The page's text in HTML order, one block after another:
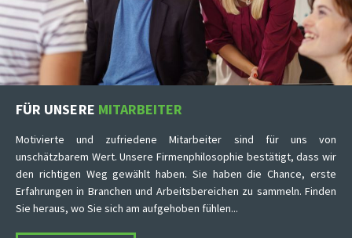
FÜR UNSERE MITARBEITER
Motivierte und zufriedene Mitarbeiter sind für uns von
unschätzbarem Wert. Unsere Firmenphilosophie bestätigt, dass wir
den richtigen Weg gewählt haben. Sie haben die Chance, erste
Erfahrungen in Branchen und Arbeitsbereichen zu sammeln. Finden
Sie heraus, wo Sie sich am aufgehoben fühlen...